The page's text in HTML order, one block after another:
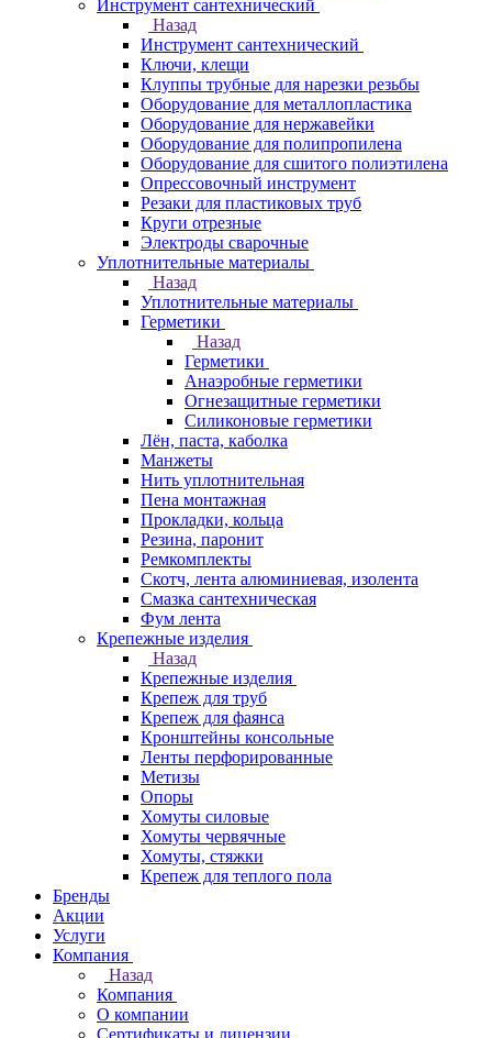
Инструмент сантехнический
Назад
Инструмент сантехнический
Ключи, клещи
Клуппы трубные для нарезки резьбы
Оборудование для металлопластика
Оборудование для нержавейки
Оборудование для полипропилена
Оборудование для сшитого полиэтилена
Опрессовочный инструмент
Резаки для пластиковых труб
Круги отрезные
Электроды сварочные
Уплотнительные материалы
Назад
Уплотнительные материалы
Герметики
Назад
Герметики
Анаэробные герметики
Огнезащитные герметики
Силиконовые герметики
Лён, паста, каболка
Манжеты
Нить уплотнительная
Пена монтажная
Прокладки, кольца
Резина, паронит
Ремкомплекты
Скотч, лента алюминиевая, изолента
Смазка сантехническая
Фум лента
Крепежные изделия
Назад
Крепежные изделия
Крепеж для труб
Крепеж для фаянса
Кронштейны консольные
Ленты перфорированные
Метизы
Опоры
Хомуты силовые
Хомуты червячные
Хомуты, стяжки
Крепеж для теплого пола
Бренды
Акции
Услуги
Компания
Назад
Компания
О компании
Сертификаты и лицензии